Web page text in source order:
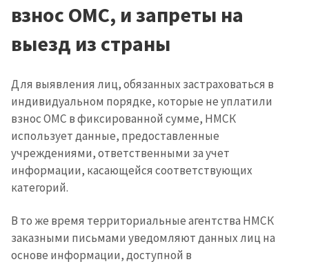
взнос ОМС, и запреты на
выезд из страны
Для выявления лиц, обязанных застраховаться в
индивидуальном порядке, которые не уплатили
взнос ОМС в фиксированной сумме, НМСК
использует данные, предоставленные
учреждениями, ответственными за учет
информации, касающейся соответствующих
категорий.
В то же время территориальные агентства НМСК
заказными письмами уведомляют данных лиц на
основе информации, доступной в